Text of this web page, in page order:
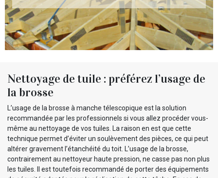
Nettoyage de tuile : préférez l’usage de
la brosse
L’usage de la brosse à manche télescopique est la solution
recommandée par les professionnels si vous allez procéder vous-
même au nettoyage de vos tuiles. La raison en est que cette
technique permet d’éviter un soulèvement des pièces, ce qui peut
altérer gravement l’étanchéité du toit. L’usage de la brosse,
contrairement au nettoyeur haute pression, ne casse pas non plus
les tuiles. Il est toutefois recommandé de porter des équipements